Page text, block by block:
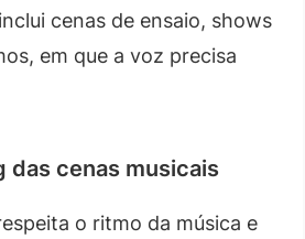
cenas de ensaio, shows
em que a voz precisa
das cenas musicais
o ritmo da música e